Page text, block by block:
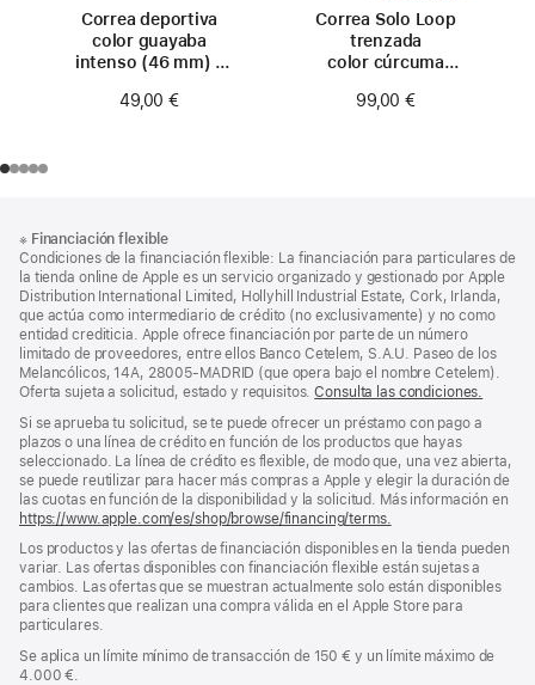
Correa deportiva
color guayaba
intenso (46 mm) -
49,00 €
Correa Solo Loop
trenzada
color cúrcuma
99,00 €
a
pie
de
página
al
pie
※ Financiación flexible
Condiciones de la financiación flexible: La financiación para particulares de
la tienda online de Apple es un servicio organizado y gestionado por Apple
Distribution International Limited, Hollyhill Industrial Estate, Cork, Irlanda,
que actúa como intermediario de crédito (no exclusivamente) y no como
entidad crediticia. Apple ofrece financiación por parte de un número
limitado de proveedores, entre ellos Banco Cetelem, S.A.U. Paseo de los
Melancólicos, 14A, 28005-MADRID (que opera bajo el nombre Cetelem).
Oferta sujeta a solicitud, estado y requisitos.Consulta las condiciones.
Si se aprueba tu solicitud, se te puede ofrecer un préstamo con pago a
plazos o una línea de crédito en función de los productos que hayas
seleccionado. La línea de crédito es flexible, de modo que, una vez abierta,
se puede reutilizar para hacer más compras a Apple y elegir la duración de
las cuotas en función de la disponibilidad y la solicitud. Más información en
https://www.apple.com/es/shop/browse/financing/terms.
Los productos y las ofertas de financiación disponibles en la tienda pueden
variar. Las ofertas disponibles con financiación flexible están sujetas a
cambios. Las ofertas que se muestran actualmente solo están disponibles
para clientes que realizan una compra válida en el Apple Store para
particulares.
Se aplica un límite mínimo de transacción de 150 € y un límite máximo de
4.000 €.